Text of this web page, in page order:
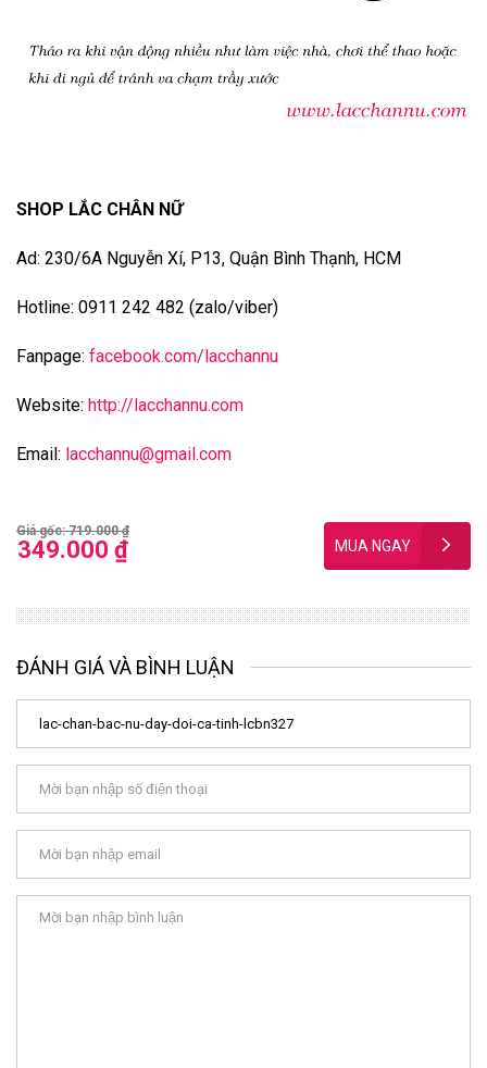
SHOP LẮC CHÂN NỮ
Ad: 230/6A Nguyễn Xí, P13, Quận Bình Thạnh, HCM
Hotline: 0911 242 482 (zalo/viber)
Fanpage: facebook.com/lacchannu
Website: http://lacchannu.com
Email: lacchannu@gmail.com
Giá gốc: 719.000 ₫
349.000 ₫
ĐÁNH GIÁ VÀ BÌNH LUẬN